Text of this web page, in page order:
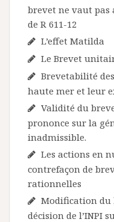
brevet ne vaut
de R 611-12
L’effet Matilda
Le Brevet
Brevetabilité
haute mer et leur
Validité du
prononce sur la
inadmissible.
Les actions en
contrefaçon de
rationnelles
Modification du
décision de l’INPI